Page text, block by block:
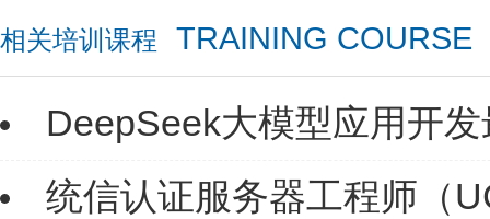
相关培训课程 TRAINING COURSE
DeepSeek大模型应用开
统信认证服务器工程师（